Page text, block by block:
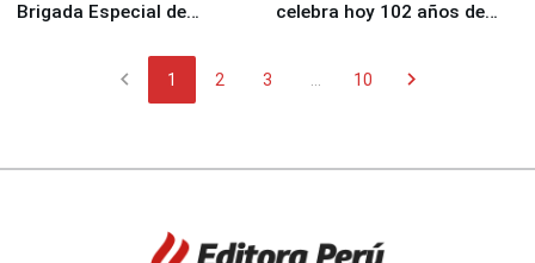
Brigada Especial de
equipamiento para
celebra hoy 102 años de
chevron_left 1 2 3 10 chevron_right